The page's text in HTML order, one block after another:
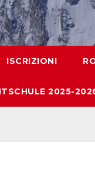
ISCRIZIONI
2025-